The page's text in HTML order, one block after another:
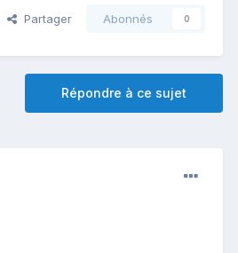
Partager Abonnés 0
Répondre à ce sujet